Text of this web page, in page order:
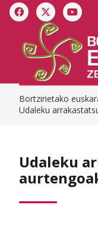
Bortzirietako
Udaleku
Udaleku